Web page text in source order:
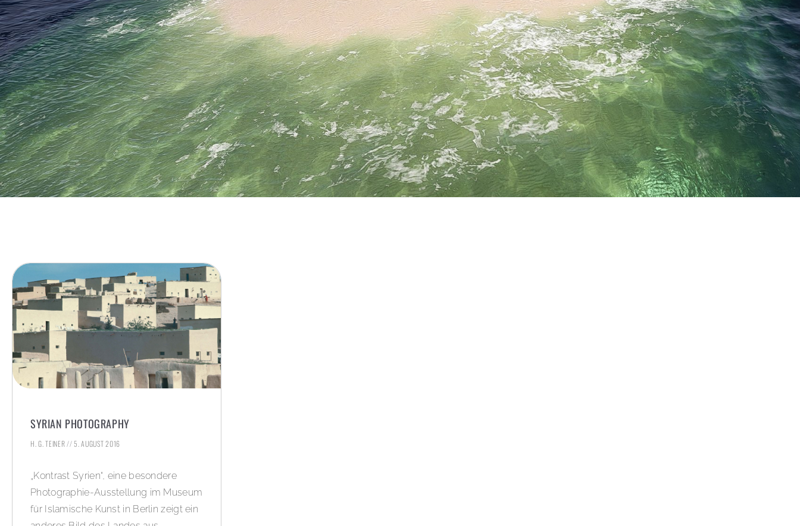
SYRIAN PHOTOGRAPHY
H. G. TEINER 5. AUGUST 2016
„Kontrast Syrien“, eine besondere
Photographie-Ausstellung im Museum
für Islamische Kunst in Berlin zeigt ein